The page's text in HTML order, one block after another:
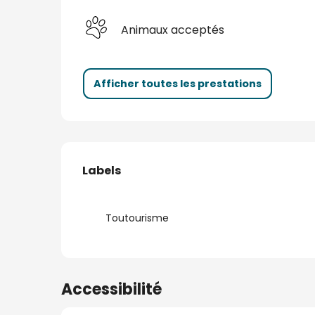
Animaux acceptés
Afficher toutes les prestations
Offres de
Labels
Labels
Toutourisme
Accessibilité